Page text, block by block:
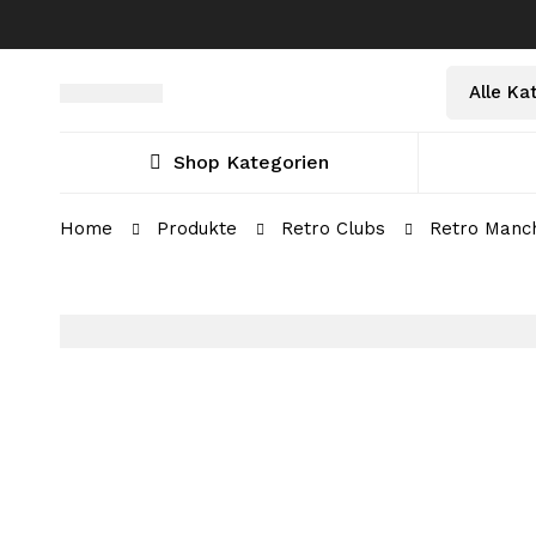
Select
Suche
Shop Kategorien
Home Produkte Retro Clubs Retro